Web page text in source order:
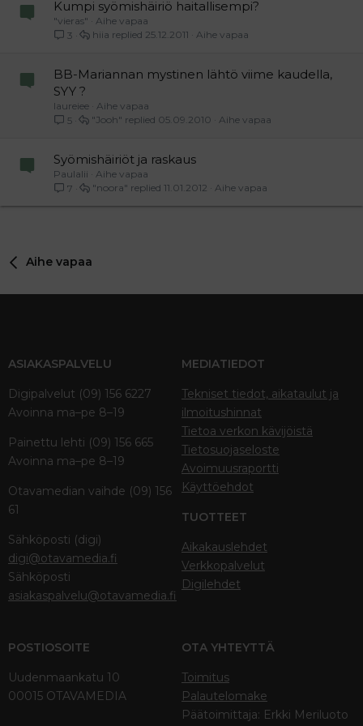
Kumpi syömishäiriö haitallisempi?
"vieras"
Aihe vapaa
3
Aihe vapaa
25.12.2011
hiia
BB-Mariannan mystinen lähtö viime kaudella,
SYY ?
laureiee Aihe vapaa
5
Aihe vapaa
05.09.2010
"Jooh"
Syömishäiriöt ja raskaus
Paulalii
Aihe vapaa
7
Aihe vapaa
11.01.2012
"noora"
Aihe vapaa
ASIAKASPALVELU
Digipalvelut (09) 156 6227
Avoinna ma–pe 8–19
Painettu lehti (09) 156 665
Avoinna ma–pe 8–19
Otavamedian vaihde (09) 156
61
Sähköposti (digi)
digi@otavamedia.fi
Sähköposti
asiakaspalvelu@otavamedia.fi
MEDIATIEDOT
Tekniset tiedot, aikataulut ja
ilmoitushinnat
Tietoa verkon kävijöistä
Tietosuojaseloste
Avoimuusraportti
Käyttöehdot
TUOTTEET
Aikakauslehdet
Verkkopalvelut
Digilehdet
POSTIOSOITE
Uudenmaankatu 10
00015 OTAVAMEDIA
OTA YHTEYTTÄ
Toimitus
Palautelomake
Päätoimittaja: Erkki Meriluoto